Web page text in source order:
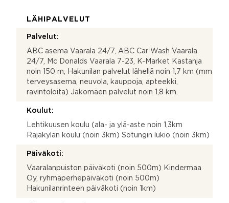
LÄHIPALVELUT
Palvelut:
ABC asema Vaarala 24/7, ABC Car Wash Vaarala
24/7, Mc Donalds Vaarala 7-23, K-Market Kastanja
noin 150 m, Hakunilan palvelut lähellä noin 1,7 km (mm
terveysasema, neuvola, kauppoja, apteekki,
ravintoloita) Jakomäen palvelut noin 1,8 km.
Koulut:
Lehtikuusen koulu (ala- ja ylä-aste noin 1,3km
Rajakylän koulu (noin 3km) Sotungin lukio (noin 3km)
Päiväkoti:
Vaaralanpuiston päiväkoti (noin 500m) Kindermaa
Oy, ryhmäperhepäiväkoti (noin 500m)
Hakunilanrinteen päiväkoti (noin 1km)